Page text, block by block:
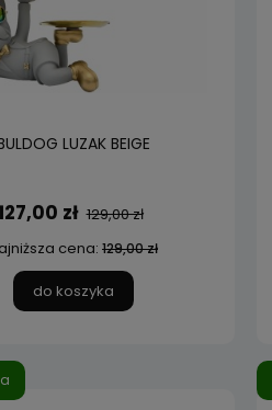
LUZAK BEIGE
zł 129,00 zł
cena: 129,00 zł
do koszyka